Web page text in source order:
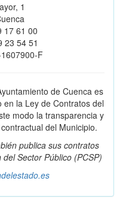
1
17 61 00
23 54 51
F
de Cuenca es
la Ley de Contratos del
modo la transparencia y
del Municipio.
publica sus contratos
Sector Público (PCSP)